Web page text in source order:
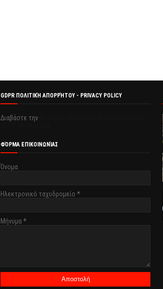
GDPR ΠΟΛΙΤΙΚΉ ΑΠΟΡΡΉΤΟΥ - PRIVACY POLICY
Διαβάστε την
ΦΌΡΜΑ ΕΠΙΚΟΙΝΩΝΊΑΣ
Όνομα
Ηλεκτρονικό ταχυδρομείο *
Μήνυμα*